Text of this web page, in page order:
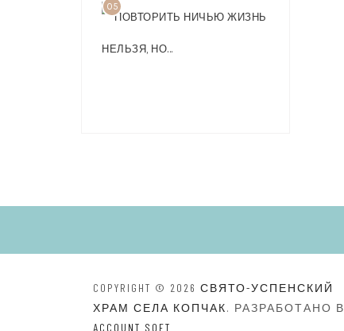
05
COPYRIGHT © 2026 СВЯТО-УСПЕНСКИЙ
ХРАМ СЕЛА КОПЧАК. РАЗРАБОТАНО В
ACCOUNT SOFT